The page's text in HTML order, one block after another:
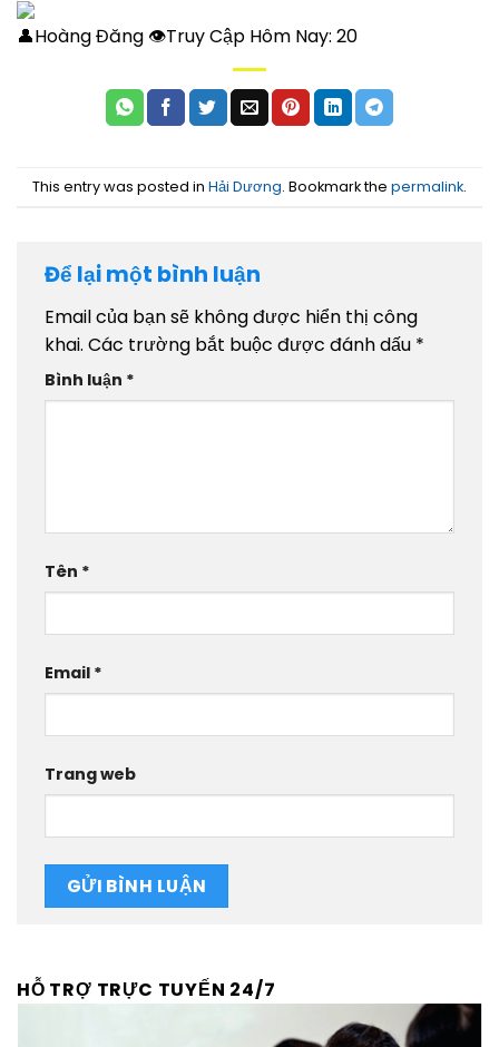
👤Hoàng Đăng 👁Truy Cập Hôm Nay: 20
This entry was posted in Hải Dương. Bookmark the permalink.
Để lại một bình luận
Email của bạn sẽ không được hiển thị công
khai. Các trường bắt buộc được đánh dấu *
Bình luận *
Tên *
Email *
Trang web
HỖ TRỢ TRỰC TUYẾN 24/7